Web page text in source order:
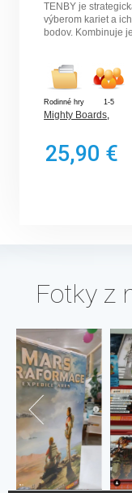
TENBY je
výberom kariet a
bodov. Kombinuje
Rodinné hry 1-5
Mighty Boards,
25,90 €
Fotky z